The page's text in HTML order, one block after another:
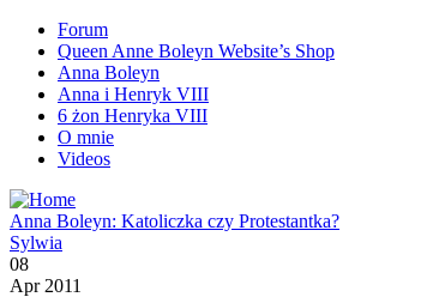
Forum
Queen Anne Boleyn Website’s Shop
Anna Boleyn
Anna i Henryk VIII
6 żon Henryka VIII
O mnie
Videos
Anna Boleyn: Katoliczka czy Protestantka?
Sylwia
08
Apr 2011